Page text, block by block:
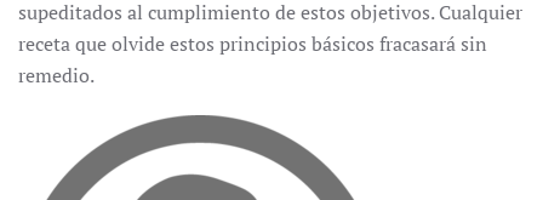
supeditados al cumplimiento de estos objetivos. Cualquier
receta que olvide estos principios básicos fracasará sin
remedio.